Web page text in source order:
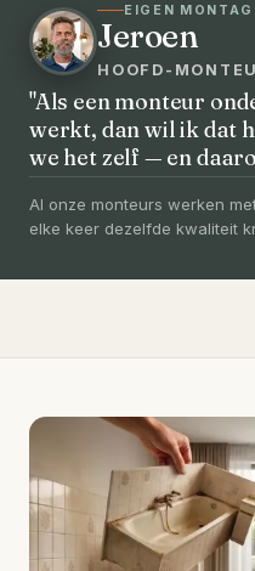
EIGEN
Jeroen
HOOFD-
"Als een monteur
werkt, dan wil ik dat
we het zelf — en
Al onze monteurs werken
elke keer dezelfde kwaliteit
VOORHEEN → NA
Uw badkamer,
3-5 dagen
levertijd van slechts 4